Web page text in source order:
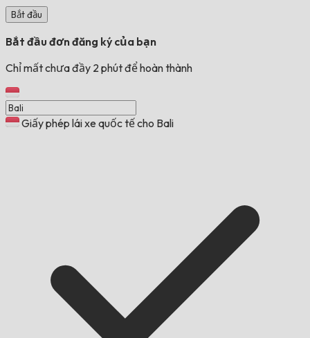
Bắt đầu
Bắt đầu đơn đăng ký của bạn
Chỉ mất chưa đầy 2 phút để hoàn thành
Giấy phép lái xe quốc tế cho Bali